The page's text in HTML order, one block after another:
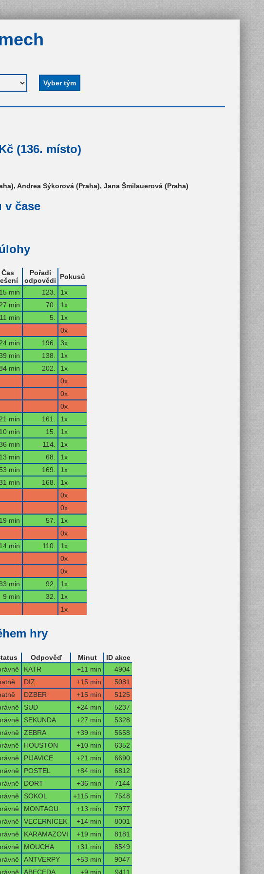
(136. místo)
Andrea Sýkorová (Praha), Jana Šmilauerová (Praha)
v čase
Čas
Pořadí
odpovědi
Pokusů
min 123.
1x
27 min 70.
1x
11 min 5.
1x
0x
24 min 196.
3x
min 138.
1x
min 202.
1x
0x
0x
0x
21 min 161.
1x
10 min 15.
1x
min 114.
1x
13 min 68.
1x
min 169.
1x
min 168.
1x
0x
0x
19 min 57.
1x
0x
14 min 110.
1x
0x
0x
min 92.
1x
9 min 32.
1x
1x
hry
Odpověď Minut
ID akce
KATR +11 min
4904
DIZ +15 min
5081
DZBER +15 min
5125
SUD +24 min
5237
SEKUNDA +27 min
5328
ZEBRA +39 min
5658
HOUSTON +10 min
6352
PIJAVICE +21 min
6690
POSTEL +84 min
6812
DORT +36 min
7144
SOKOL +115 min
7548
MONTAGU +13 min
7977
VECERNICEK +14 min
8001
KARAMAZOVI +19 min
8181
MOUCHA +31 min
8549
ANTVERPY +53 min
9047
ABECEDA +9 min 9411